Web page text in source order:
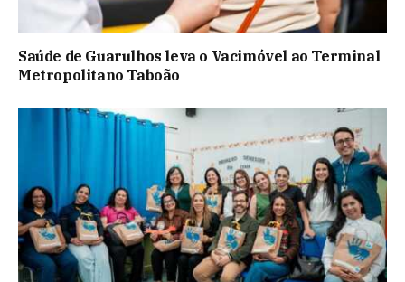
Saúde de Guarulhos leva o Vacimóvel ao Terminal
Metropolitano Taboão